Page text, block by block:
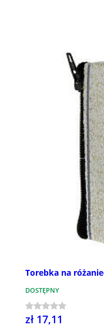
Torebka na
DOSTĘPNY
zł 17,11